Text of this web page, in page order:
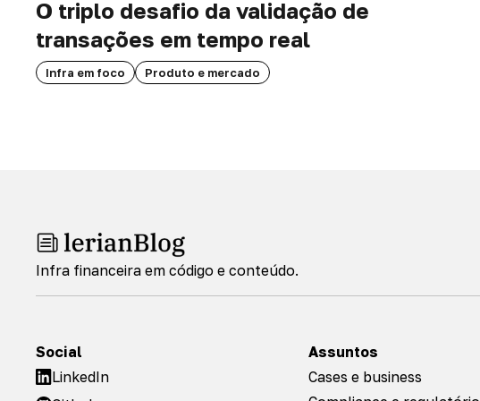
O triplo desafio da validação de
transações em tempo real
Infra em foco Produto e mercado
Infra financeira em código e conteúdo.
Social
LinkedIn
Assuntos
Cases e business